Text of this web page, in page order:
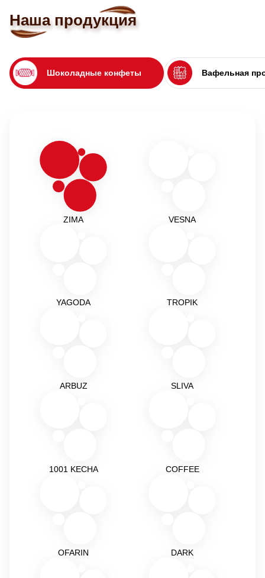
Наша продукция
Шоколадные конфеты Вафельная
ZIMA VESNA
YAGODA TROPIK
ARBUZ SLIVA
1001 KECHA COFFEE
OFARIN DARK